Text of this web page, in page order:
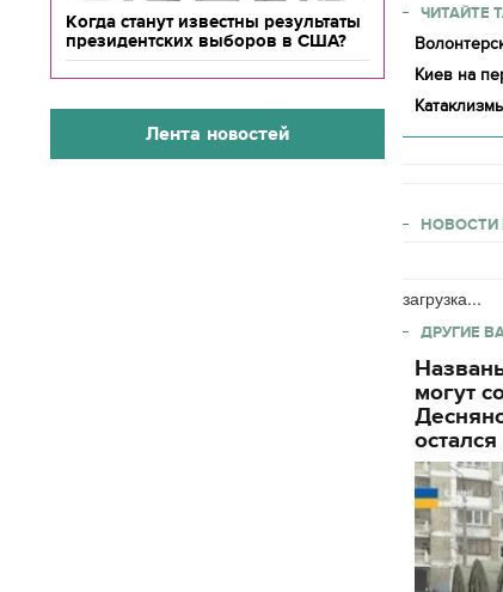
Когда станут известны результаты
президентских выборов в США?
Лента новостей
ЧИТАЙТЕ
Киев на
НОВОСТИ
загрузка...
ДРУГИЕ
могут